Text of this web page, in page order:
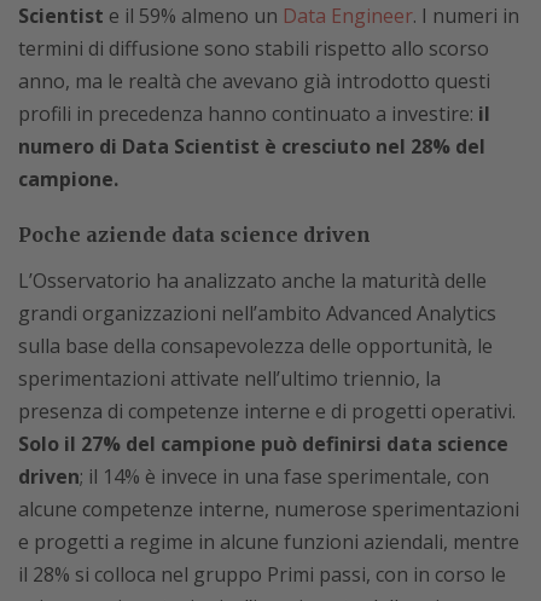
Scientist e il 59% almeno un Data Engineer. I numeri in
termini di diffusione sono stabili rispetto allo scorso
anno, ma le realtà che avevano già introdotto questi
profili in precedenza hanno continuato a investire: il
numero di Data Scientist è cresciuto nel 28% del
campione.
Poche aziende data science driven
L’Osservatorio ha analizzato anche la maturità delle
grandi organizzazioni nell’ambito Advanced Analytics
sulla base della consapevolezza delle opportunità, le
sperimentazioni attivate nell’ultimo triennio, la
presenza di competenze interne e di progetti operativi.
Solo il 27% del campione può definirsi data science
driven; il 14% è invece in una fase sperimentale, con
alcune competenze interne, numerose sperimentazioni
e progetti a regime in alcune funzioni aziendali, mentre
il 28% si colloca nel gruppo Primi passi, con in corso le